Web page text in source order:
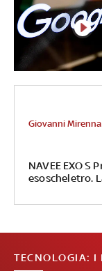
NAVEE EXO S
esoscheletro.
Giovanni Mirenna
TECNOLOGIA: I